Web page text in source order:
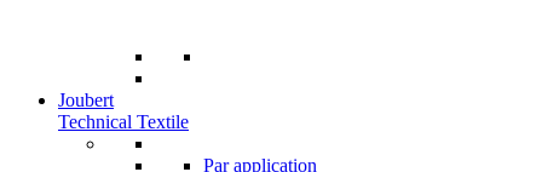
Joubert
Technical Textile
Par application